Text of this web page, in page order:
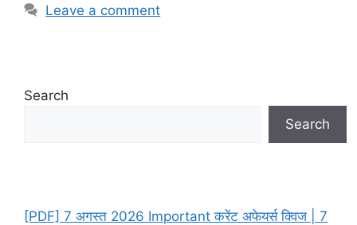
Leave a comment
Search
Search
[PDF] 7 अगस्त 2026 Important करेंट अफेयर्स क्विज | 7